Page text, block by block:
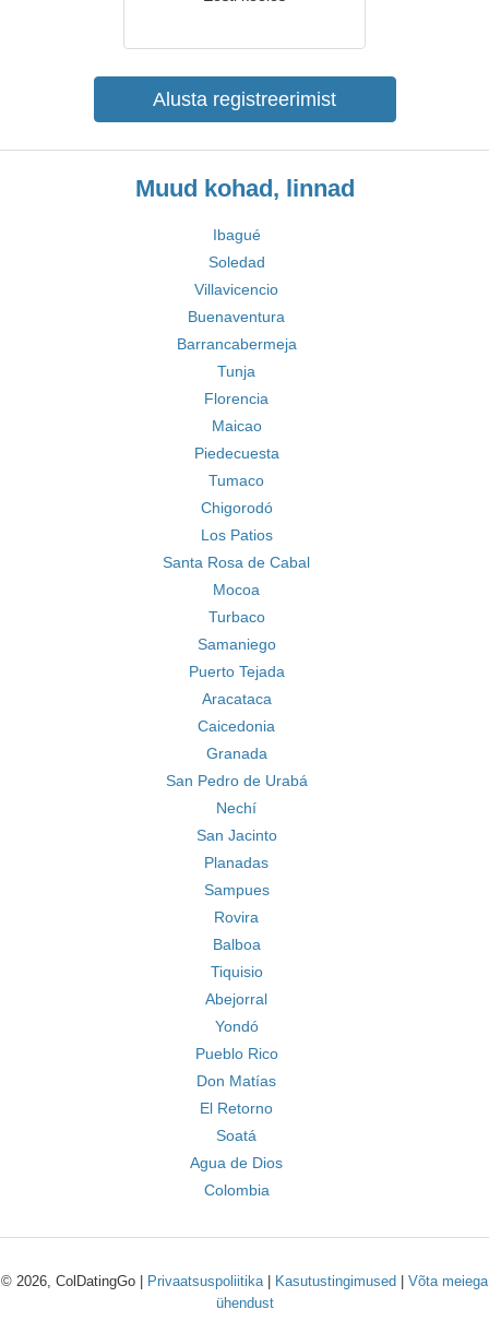
Alusta registreerimist
Muud kohad, linnad
Ibagué
Soledad
Villavicencio
Buenaventura
Barrancabermeja
Tunja
Florencia
Maicao
Piedecuesta
Tumaco
Chigorodó
Los Patios
Santa Rosa de Cabal
Mocoa
Turbaco
Samaniego
Puerto Tejada
Aracataca
Caicedonia
Granada
San Pedro de Urabá
Nechí
San Jacinto
Planadas
Sampues
Rovira
Balboa
Tiquisio
Abejorral
Yondó
Pueblo Rico
Don Matías
El Retorno
Soatá
Agua de Dios
Colombia
© 2026, ColDatingGo | Privaatsuspoliitika| Kasutustingimused
Võta meiega
ühendust